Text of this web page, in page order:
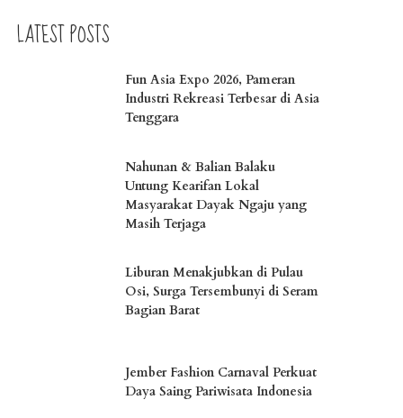
LATEST POSTS
Fun Asia Expo 2026, Pameran
Industri Rekreasi Terbesar di Asia
Tenggara
Nahunan & Balian Balaku
Untung Kearifan Lokal
Masyarakat Dayak Ngaju yang
Masih Terjaga
Liburan Menakjubkan di Pulau
Osi, Surga Tersembunyi di Seram
Bagian Barat
Jember Fashion Carnaval Perkuat
Daya Saing Pariwisata Indonesia